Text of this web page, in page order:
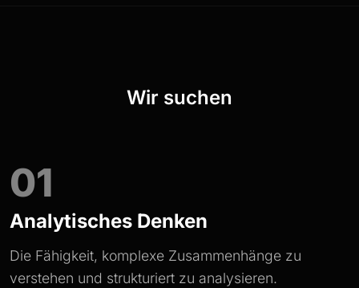
Wir suchen
01
Analytisches Denken
Die Fähigkeit, komplexe Zusammenhänge zu
verstehen und strukturiert zu analysieren.